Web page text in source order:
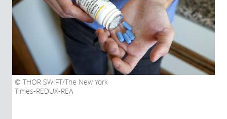
THOR SWIFT/The New York
Times-REDUX-REA